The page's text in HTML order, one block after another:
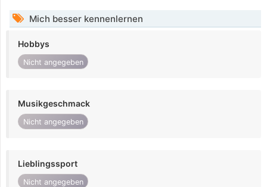
Mich besser kennenlernen
Hobbys
Nicht angegeben
Musikgeschmack
Nicht angegeben
Lieblingssport
Nicht angegeben